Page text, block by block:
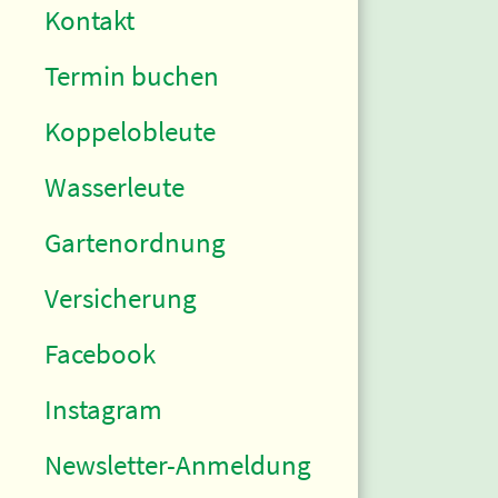
Kontakt
Termin buchen
Koppelobleute
Wasserleute
Gartenordnung
Versicherung
Facebook
Instagram
Newsletter-Anmeldung